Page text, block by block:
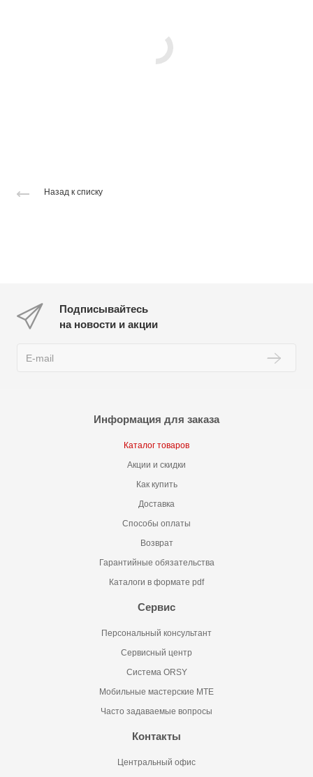
Назад к списку
Подписывайтесь
на новости и акции
Информация для заказа
Каталог товаров
Акции и скидки
Как купить
Доставка
Способы оплаты
Возврат
Гарантийные обязательства
Каталоги в формате pdf
Сервис
Персональный консультант
Сервисный центр
Система ORSY
Мобильные мастерские MTE
Часто задаваемые вопросы
Контакты
Центральный офис